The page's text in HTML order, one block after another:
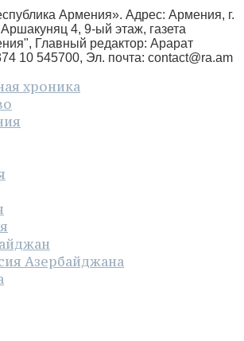
Армения». Адрес: Армения, г.
4, 9-ый этаж, газета
Главный редактор: Арарат
10 545700, Эл. почта: contact@ra.am
хроника
Азербайджана